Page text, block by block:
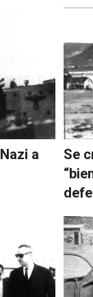
a
Se